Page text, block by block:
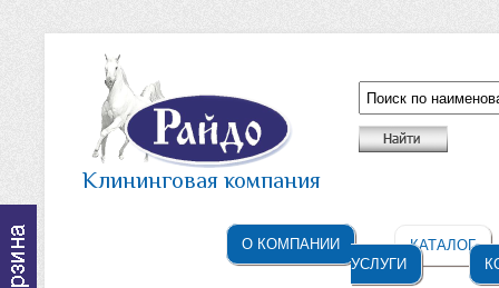
Клининговая компания
О КОМПАНИИ
КАТАЛОГ
УСЛУГИ